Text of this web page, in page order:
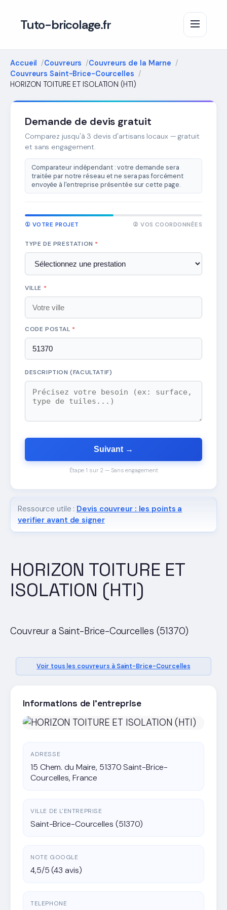
Tuto-bricolage.fr
Accueil Couvreurs
Couvreurs de la Marne
Couvreurs Saint-Brice-Courcelles
HORIZON TOITURE ET ISOLATION (HTI)
HORIZON TOITURE ET
ISOLATION (HTI)
Couvreur a Saint-Brice-Courcelles (51370)
Voir tous les couvreurs à Saint-Brice-Courcelles
Informations de l'entreprise
ADRESSE
15 Chem. du Maire, 51370 Saint-Brice-
Courcelles, France
VILLE DE L'ENTREPRISE
Saint-Brice-Courcelles (51370)
NOTE GOOGLE
4,5/5 (43 avis)
TELEPHONE
Demande de devis gratuit
Comparez jusqu'à 3 devis d'artisans locaux — gratuit
et sans engagement.
Comparateur indépendant : votre demande sera
traitée par notre réseau et ne sera pas forcément
envoyée à l'entreprise présentée sur cette page.
① VOTRE PROJET ② VOS COORDONNÉES
TYPE DE PRESTATION *
VILLE *
CODE POSTAL *
DESCRIPTION (FACULTATIF)
Suivant →
Étape 1 sur 2 — Sans engagement
Ressource utile : Devis couvreur : les points a
verifier avant de signer